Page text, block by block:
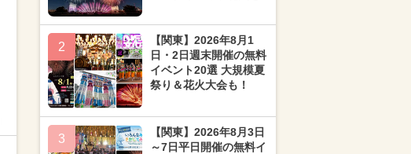
2
【関東】2026年8月1
日・2日週末開催の無料
イベント20選 大規模夏
祭り＆花火大会も！
3
【関東】2026年8月3日
～7日平日開催の無料イ